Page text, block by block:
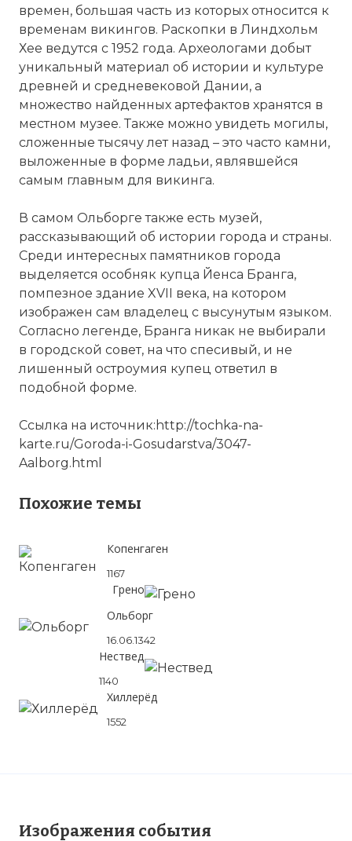
времен, большая часть из которых относится к
временам викингов. Раскопки в Линдхольм
Хее ведутся с 1952 года. Археологами добыт
уникальный материал об истории и культуре
древней и средневековой Дании, а
множество найденных артефактов хранятся в
местном музее. Также можно увидеть могилы,
сложенные тысячу лет назад – это часто камни,
выложенные в форме ладьи, являвшейся
самым главным для викинга.
В самом Ольборге также есть музей,
рассказывающий об истории города и страны.
Среди интересных памятников города
выделяется особняк купца Йенса Бранга,
помпезное здание XVII века, на котором
изображен сам владелец с высунутым языком.
Согласно легенде, Бранга никак не выбирали
в городской совет, на что спесивый, и не
лишенный остроумия купец ответил в
подобной форме.
Ссылка на источник:http://tochka-na-
karte.ru/Goroda-i-Gosudarstva/3047-
Aalborg.html
Похожие темы
Копенгаген
1167
Грено
Ольборг
16.06.1342
Нествед
1140
Хиллерёд
1552
Изображения события